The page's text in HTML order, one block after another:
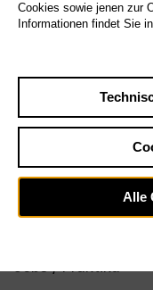
Jobs / Praktika
Cookies sowie jenen zur
Informationen findet Sie
Alle